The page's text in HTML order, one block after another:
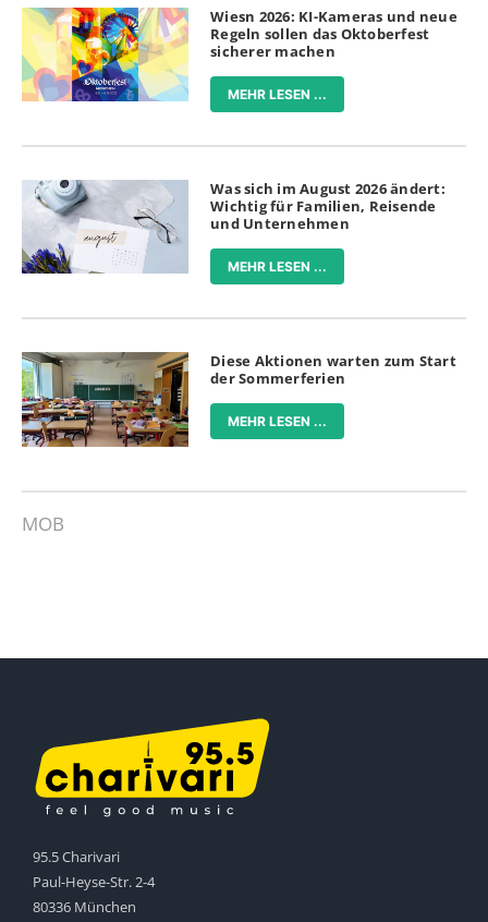
Wiesn 2026: KI-Kameras und neue
Regeln sollen das Oktoberfest
sicherer machen
MEHR LESEN ...
Was sich im August 2026 ändert:
Wichtig für Familien, Reisende
und Unternehmen
MEHR LESEN ...
Diese Aktionen warten zum Start
der Sommerferien
MEHR LESEN ...
MOB
95.5 Charivari
Paul-Heyse-Str. 2-4
80336 München